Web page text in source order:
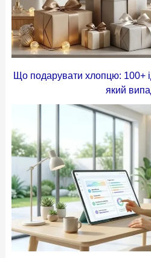
Що подарувати хлопцю: 100+
який